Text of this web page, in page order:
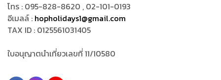
โทร : 095-828-8620 , 02-101-0193
อีเมลล์ : hopholidays1@gmail.com
TAX ID : 0125561031405
ใบอนุญาตนำเที่ยวเลขที่ 11/10580